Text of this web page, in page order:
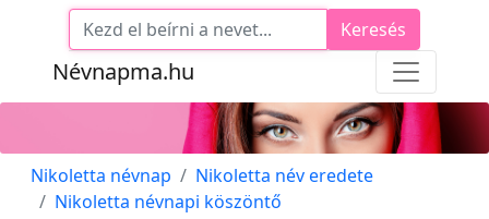
Névnapma.hu
Keresés
Nikoletta névnap
Nikoletta név eredete
Nikoletta névnapi köszöntő